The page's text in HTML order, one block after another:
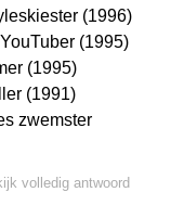
(1996)
(1995)
(1995)
(1991)
zwemster
volledig antwoord